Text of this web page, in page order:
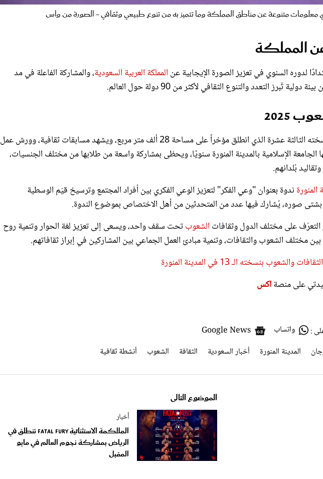
متنوعة عن مناطق المملكة وما تتميز به من تنوع طبيعي وثقافي - الصورة من واس
عن المملكة
لدوره السنوي في تعزيز الصورة الإيجابية عن المملكة العربية السعودية، والمشاركة الفاعلة في مد
التعدد والتنوع الثقافي لأكثر من 90 دولة حول العالم.
2025
الثقافات والشعوب في نسخته الثالثة عشرة الذي انطلق مؤخراً على مساحة 28 ألف متر مربع، ويشهد مسابقات ثقافية، وورش عمل
الجامعة الإسلامية بالمدينة المنورة سنويًا، ويحظى بمشاركة واسعة من طلابها من مختلف الجنسيات،
بُلدانهم.
المنورة ندوة بعنوان "وعي الفكر" لتعزيز الوعي الفكري بين أفراد المجتمع وترسيخ قيّم الوسطية
بشتى صوره، يُشارك فيها عدد من المتحدثين من أهل الاختصاص بموضوع الندوة.
التعرّف على مختلف الدول وثقافات الشعوبتحت سقف واحد، ويسعى إلى تعزيز لغة الحوار وتنمية روح
مختلف الشعوب والثقافات، وتنمية مبادئ العمل الجماعي بين المشاركين في إبراز ثقافاتهم.
بنسخته الـ 13 في المدينة المنورة
على منصةاكس
: واتساب
المدينة المنورة أخبار السعودية الثقافة الشعوب أنشطة ثقافية
الموضوع التالى
أخبار
الملاكمة الاستثنائية Fatal Fury تنطلق في
الرياض بمشاركة نجوم العالم في مايو
المقبل